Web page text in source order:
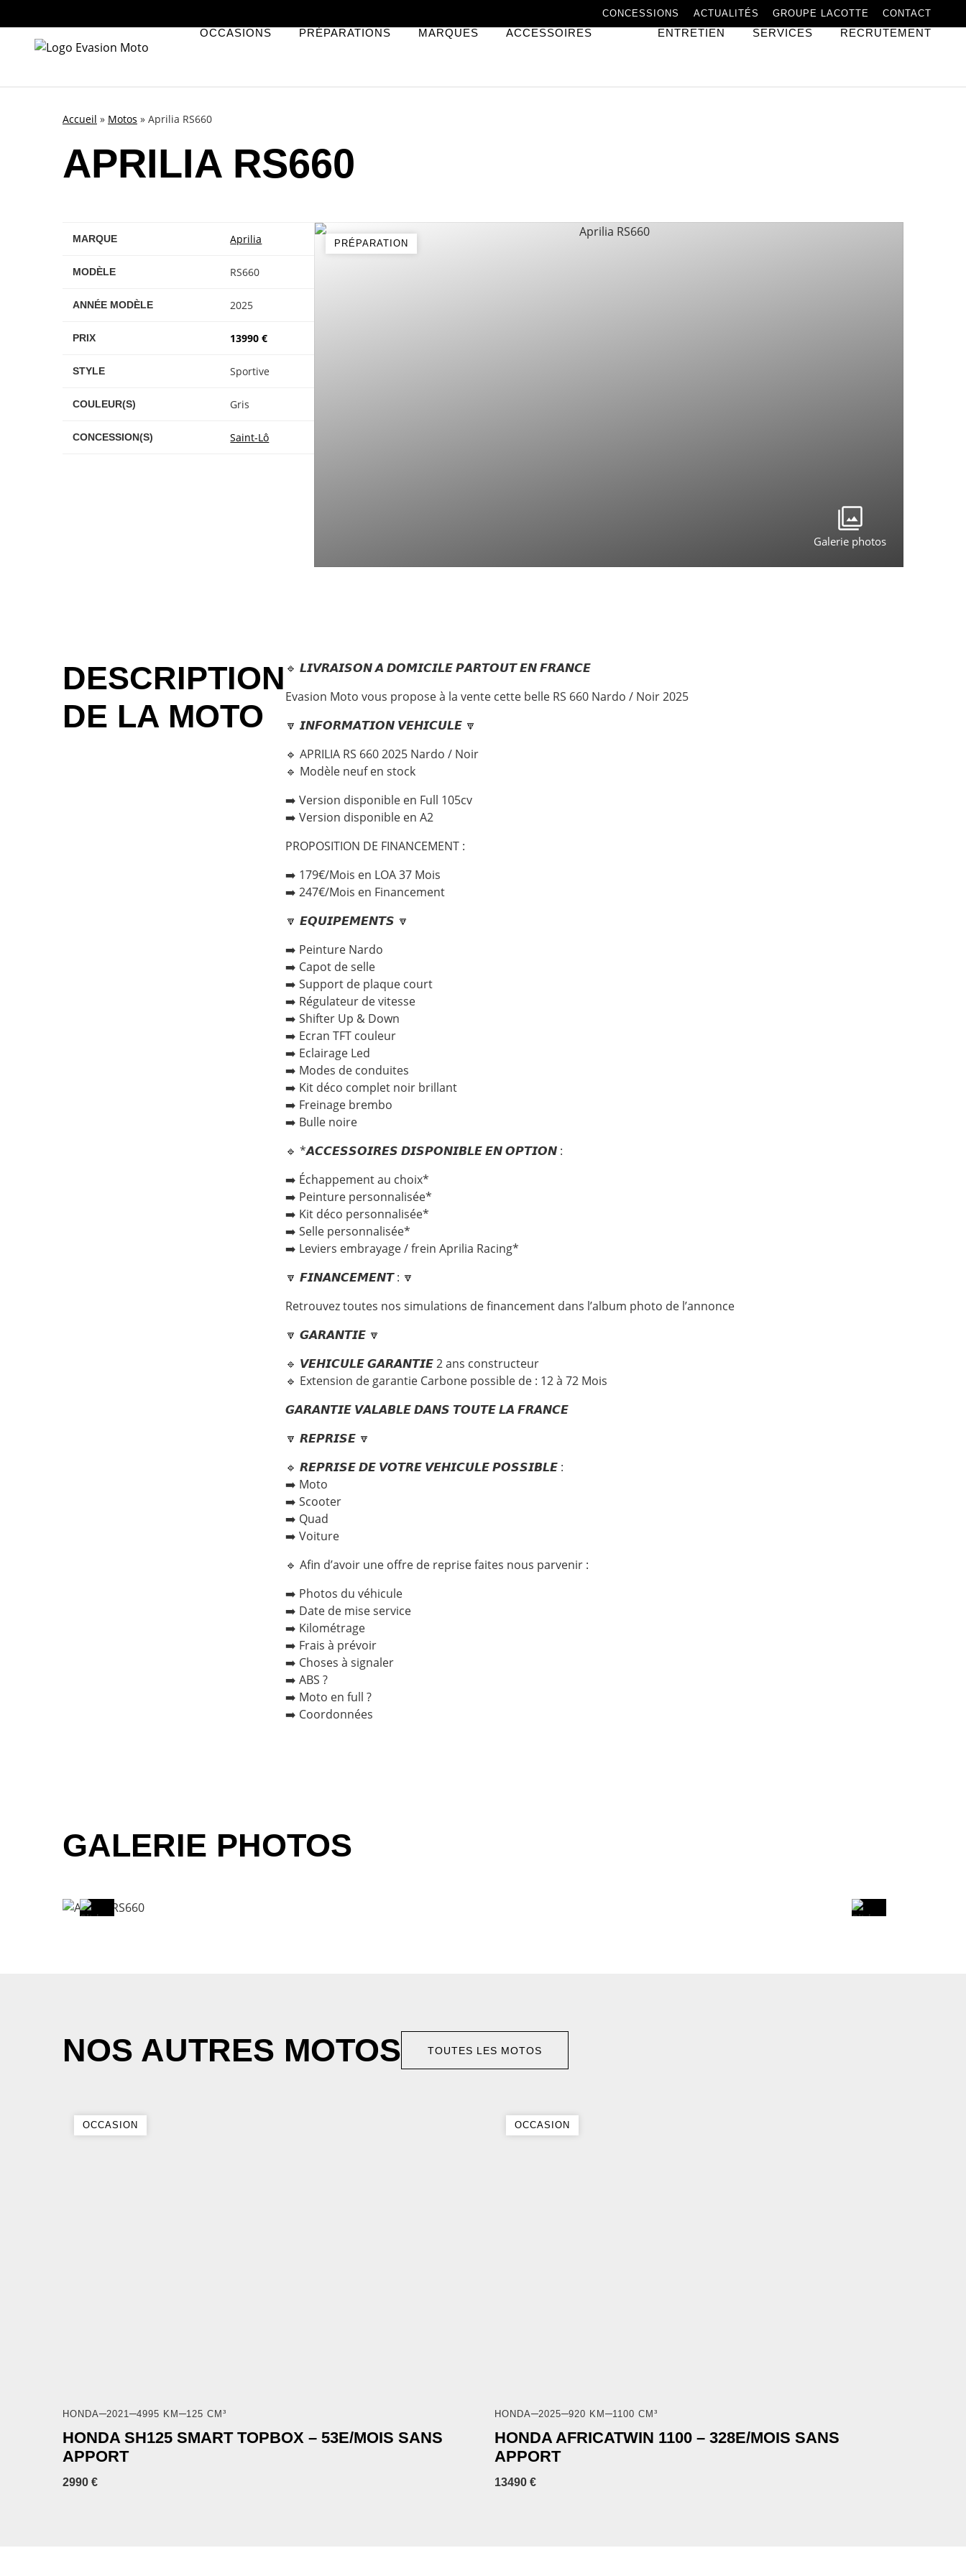
CONCESSIONS ACTUALITÉS GROUPE LACOTTE CONTACT
OCCASIONS PRÉPARATIONS MARQUES ACCESSOIRES ENTRETIEN SERVICES RECRUTEMENT
Accueil » Motos » Aprilia RS660
APRILIA RS660
MARQUE Aprilia
MODÈLE RS660
ANNÉE MODÈLE 2025
PRIX 13990 €
STYLE Sportive
COULEUR(S) Gris
CONCESSION(S) Saint-Lô
Galerie photos
PRÉPARATION
DESCRIPTION
DE LA MOTO
🔹 𝙇𝙄𝙑𝙍𝘼𝙄𝙎𝙊𝙉 𝘼 𝘿𝙊𝙈𝙄𝘾𝙄𝙇𝙀 𝙋𝘼𝙍𝙏𝙊𝙐𝙏 𝙀𝙉 𝙁𝙍𝘼𝙉𝘾𝙀
Evasion Moto vous propose à la vente cette belle RS 660 Nardo / Noir 2025
🔽 𝙄𝙉𝙁𝙊𝙍𝙈𝘼𝙏𝙄𝙊𝙉 𝙑𝙀𝙃𝙄𝘾𝙐𝙇𝙀 🔽
🔹 APRILIA RS 660 2025 Nardo / Noir
🔹 Modèle neuf en stock
➡️ Version disponible en Full 105cv
➡️ Version disponible en A2
PROPOSITION DE FINANCEMENT :
➡️ 179€/Mois en LOA 37 Mois
➡️ 247€/Mois en Financement
🔽 𝙀𝙌𝙐𝙄𝙋𝙀𝙈𝙀𝙉𝙏𝙎 🔽
➡️ Peinture Nardo
➡️ Capot de selle
➡️ Support de plaque court
➡️ Régulateur de vitesse
➡️ Shifter Up & Down
➡️ Ecran TFT couleur
➡️ Eclairage Led
➡️ Modes de conduites
➡️ Kit déco complet noir brillant
➡️ Freinage brembo
➡️ Bulle noire
🔹 *𝘼𝘾𝘾𝙀𝙎𝙎𝙊𝙄𝙍𝙀𝙎 𝘿𝙄𝙎𝙋𝙊𝙉𝙄𝘽𝙇𝙀 𝙀𝙉 𝙊𝙋𝙏𝙄𝙊𝙉 :
➡️ Échappement au choix*
➡️ Peinture personnalisée*
➡️ Kit déco personnalisée*
➡️ Selle personnalisée*
➡️ Leviers embrayage / frein Aprilia Racing*
🔽 𝙁𝙄𝙉𝘼𝙉𝘾𝙀𝙈𝙀𝙉𝙏 : 🔽
Retrouvez toutes nos simulations de financement dans l’album photo de l’annonce
🔽 𝙂𝘼𝙍𝘼𝙉𝙏𝙄𝙀 🔽
🔹 𝙑𝙀𝙃𝙄𝘾𝙐𝙇𝙀 𝙂𝘼𝙍𝘼𝙉𝙏𝙄𝙀 2 ans constructeur
🔹 Extension de garantie Carbone possible de : 12 à 72 Mois
𝙂𝘼𝙍𝘼𝙉𝙏𝙄𝙀 𝙑𝘼𝙇𝘼𝘽𝙇𝙀 𝘿𝘼𝙉𝙎 𝙏𝙊𝙐𝙏𝙀 𝙇𝘼 𝙁𝙍𝘼𝙉𝘾𝙀
🔽 𝙍𝙀𝙋𝙍𝙄𝙎𝙀 🔽
🔹 𝙍𝙀𝙋𝙍𝙄𝙎𝙀 𝘿𝙀 𝙑𝙊𝙏𝙍𝙀 𝙑𝙀𝙃𝙄𝘾𝙐𝙇𝙀 𝙋𝙊𝙎𝙎𝙄𝘽𝙇𝙀 :
➡️ Moto
➡️ Scooter
➡️ Quad
➡️ Voiture
🔹 Afin d’avoir une offre de reprise faites nous parvenir :
➡️ Photos du véhicule
➡️ Date de mise service
➡️ Kilométrage
➡️ Frais à prévoir
➡️ Choses à signaler
➡️ ABS ?
➡️ Moto en full ?
➡️ Coordonnées
GALERIE PHOTOS
NOS AUTRES MOTOS TOUTES LES MOTOS
OCCASION
HONDA 2021 4995 KM 125 CM³
HONDA SH125 SMART TOPBOX – 53E/MOIS SANS
APPORT
2990 €
OCCASION
HONDA 2025 920 KM 1100 CM³
HONDA AFRICATWIN 1100 – 328E/MOIS SANS
APPORT
13490 €